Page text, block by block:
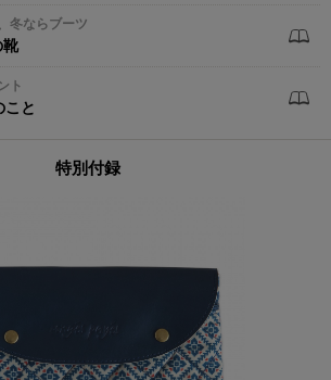
冬ならブーツ
靴
ト
こと
特別付録